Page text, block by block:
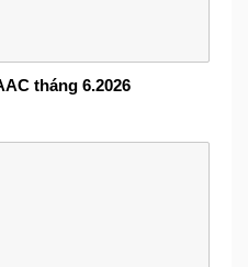
tháng 6.2026